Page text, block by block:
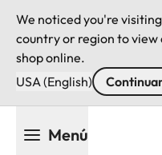
We noticed you're
country or region to
shop online.
USA (English)
Menú